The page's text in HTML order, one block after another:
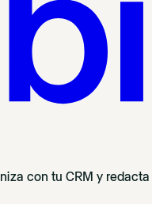
con tu CRM y